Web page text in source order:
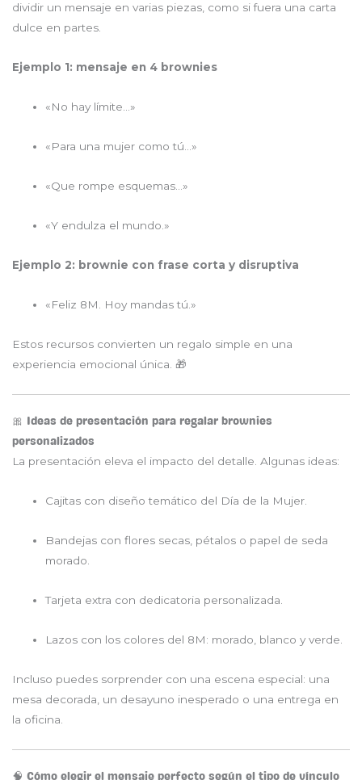
dividir un mensaje en varias piezas, como si fuera una carta
dulce en partes.
Ejemplo 1: mensaje en 4 brownies
«No hay límite…»
«Para una mujer como tú…»
«Que rompe esquemas…»
«Y endulza el mundo.»
Ejemplo 2: brownie con frase corta y disruptiva
«Feliz 8M. Hoy mandas tú.»
Estos recursos convierten un regalo simple en una
experiencia emocional única. 🎁
🎀 Ideas de presentación para regalar brownies
personalizados
La presentación eleva el impacto del detalle. Algunas ideas:
Cajitas con diseño temático del Día de la Mujer.
Bandejas con flores secas, pétalos o papel de seda
morado.
Tarjeta extra con dedicatoria personalizada.
Lazos con los colores del 8M: morado, blanco y verde.
Incluso puedes sorprender con una escena especial: una
mesa decorada, un desayuno inesperado o una entrega en
la oficina.
🧠 Cómo elegir el mensaje perfecto según el tipo de vínculo